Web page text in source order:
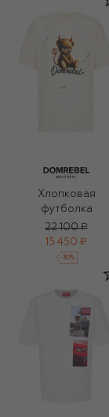
Хлопковая
футболка
22 100 ₽
15 450 ₽
-30%